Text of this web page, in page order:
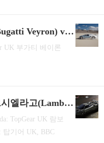
[탑기어 UK] 부가티 베이론(Bugatti Veyron) vs 맥라렌 F1(McLaren F1)
UK 부가티 베이론
[탑기어 UK] 람보르기니 무르시엘라고(Lamborghini Murcielago) vs 파가니 존다(Pagani Zonda)
TopGear UK 람보
탑기어 UK, BBC